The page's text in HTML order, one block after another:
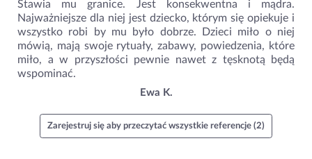
Stawia mu granice. Jest konsekwentna i mądra.
Najważniejsze dla niej jest dziecko, którym się opiekuje i
wszystko robi by mu było dobrze. Dzieci miło o niej
mówią, mają swoje rytuały, zabawy, powiedzenia, które
miło, a w przyszłości pewnie nawet z tęsknotą będą
wspominać.
Ewa K.
Zarejestruj się aby przeczytać wszystkie referencje (2)